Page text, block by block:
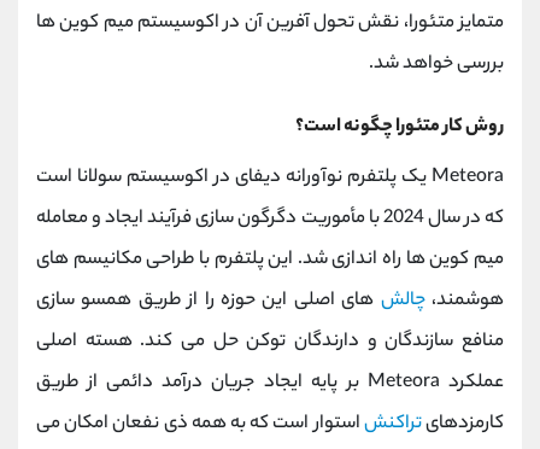
متمایز متئورا، نقش تحول ‌آفرین آن در اکوسیستم میم کوین‌ ها
بررسی خواهد شد.
روش کار متئورا چگونه است؟
Meteora یک پلتفرم نوآورانه دیفای در اکوسیستم سولانا است
که در سال 2024 با مأموریت دگرگون‌ سازی فرآیند ایجاد و معامله
میم‌ کوین ‌ها راه ‌اندازی شد. این پلتفرم با طراحی مکانیسم ‌های
هوشمند،چالش‌ های اصلی این حوزه را از طریق همسو ‌سازی
منافع سازندگان و دارندگان توکن حل می کند. هسته اصلی
عملکرد Meteora بر پایه ایجاد جریان درآمد دائمی از طریق
کارمزدهایتراکنشاستوار است که به همه ذی ‌نفعان امکان می